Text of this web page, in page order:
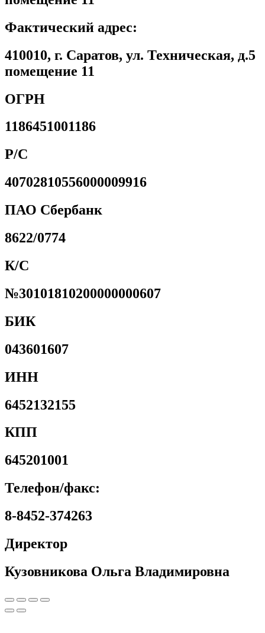
Фактический адрес:
410010, г. Саратов, ул. Техническая, д.5
помещение 11
ОГРН
1186451001186
Р/С
40702810556000009916
ПАО Сбербанк
8622/0774
К/С
№30101810200000000607
БИК
043601607
ИНН
6452132155
КПП
645201001
Телефон/факс:
8-8452-374263
Директор
Кузовникова Ольга Владимировна